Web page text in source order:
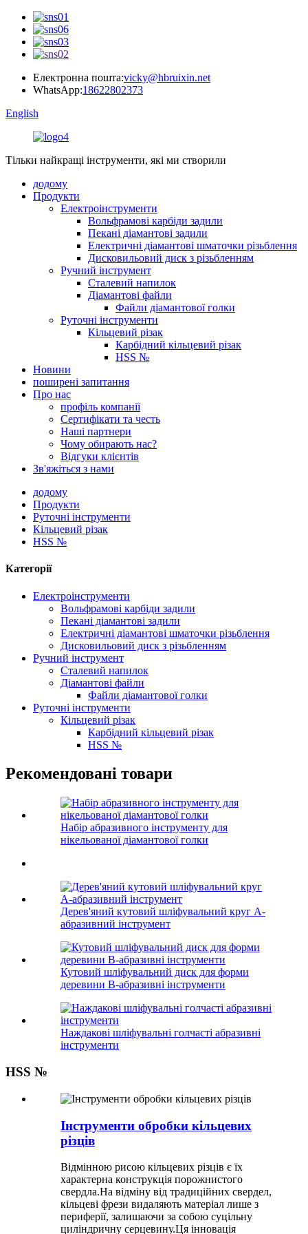
Електронна пошта:vicky@hbruixin.net
WhatsApp:18622802373
English
Тільки найкращі інструменти, які ми створили
додому
Продукти
Електроінструменти
Вольфрамові карбіди задили
Пекані діамантові задили
Електричні діамантові шматочки різьблення
Дисковильовий диск з різьбленням
Ручний інструмент
Сталевий напилок
Діамантові файли
Файли діамантової голки
Руточні інструменти
Кільцевий різак
Карбідний кільцевий різак
HSS №
Новини
поширені запитання
Про нас
профіль компанії
Сертифікати та честь
Наші партнери
Чому обирають нас?
Відгуки клієнтів
Зв'яжіться з нами
додому
Продукти
Руточні інструменти
Кільцевий різак
HSS №
Категорії
Електроінструменти
Вольфрамові карбіди задили
Пекані діамантові задили
Електричні діамантові шматочки різьблення
Дисковильовий диск з різьбленням
Ручний інструмент
Сталевий напилок
Діамантові файли
Файли діамантової голки
Руточні інструменти
Кільцевий різак
Карбідний кільцевий різак
HSS №
Рекомендовані товари
Набір абразивного інструменту для
нікельованої діамантової голки
Дерев'яний кутовий шліфувальний круг A-
абразивний інструмент
Кутовий шліфувальний диск для форми
деревини B-абразивні інструменти
Наждакові шліфувальні голчасті абразивні
інструменти
HSS №
Інструменти обробки кільцевих
різців
Відмінною рисою кільцевих різців є їх
характерна конструкція порожнистого
свердла.На відміну від традиційних свердел,
кільцеві фрези видаляють матеріал лише з
периферії, залишаючи за собою суцільну
циліндричну серцевину.Ця інновація